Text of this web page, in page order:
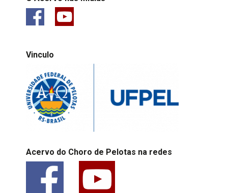
Vinculo
Acervo do Choro de Pelotas na redes